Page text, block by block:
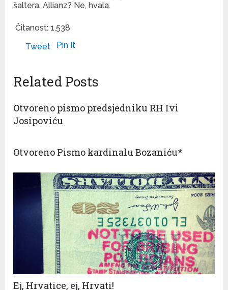
šaltera. Allianz? Ne, hvala.
Čitanost: 1,538
Tweet
Pin It
Related Posts
Otvoreno pismo predsjedniku RH Ivi
Josipoviću
Otvoreno Pismo kardinalu Bozaniću*
Ej, Hrvatice, ej, Hrvati!